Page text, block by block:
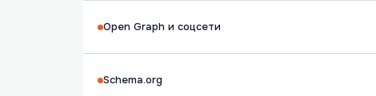
Open Graph и соцсети
Schema.org